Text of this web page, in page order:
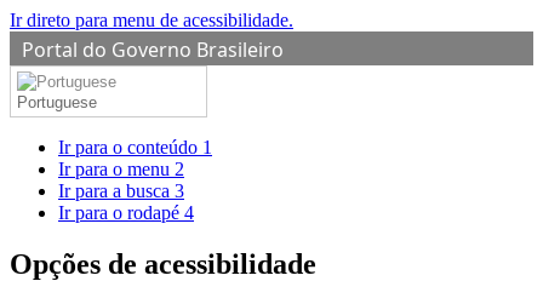
Ir direto para menu de acessibilidade.
Portal do Governo Brasileiro
Portuguese
Ir para o conteúdo 1
Ir para o menu 2
Ir para a busca 3
Ir para o rodapé 4
Opções de acessibilidade